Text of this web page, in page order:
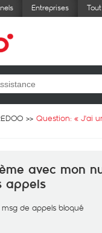
Entreprises
Question: « J'ai
avec mon
appels
de appels bloqué